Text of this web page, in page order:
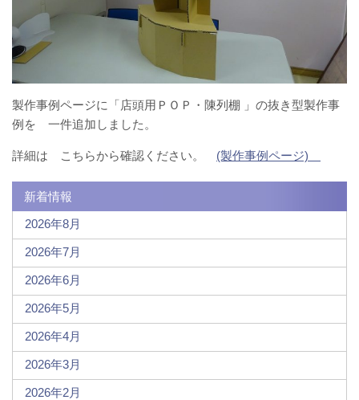
製作事例ページに「店頭用ＰＯＰ・陳列棚 」の抜き型製作事
例を 一件追加しました。
詳細は こちらから確認ください。 (製作事例ページ)
新着情報
2026年8月
2026年7月
2026年6月
2026年5月
2026年4月
2026年3月
2026年2月